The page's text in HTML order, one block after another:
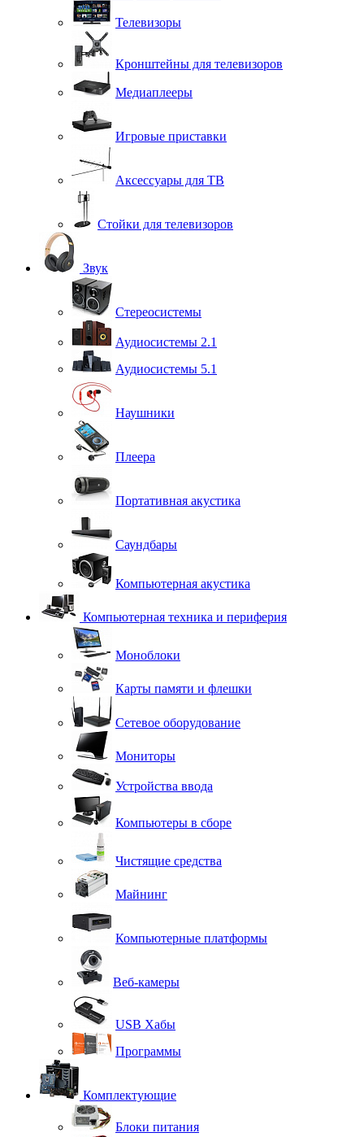
Телевизоры
Кронштейны для телевизоров
Медиаплееры
Игровые приставки
Аксессуары для ТВ
Стойки для телевизоров
Звук
Стереосистемы
Аудиосистемы 2.1
Аудиосистемы 5.1
Наушники
Плеера
Портативная акустика
Саундбары
Компьютерная акустика
Компьютерная техника и периферия
Моноблоки
Карты памяти и флешки
Сетевое оборудование
Мониторы
Устройства ввода
Компьютеры в сборе
Чистящие средства
Майнинг
Компьютерные платформы
Веб-камеры
USB Хабы
Программы
Комплектующие
Блоки питания